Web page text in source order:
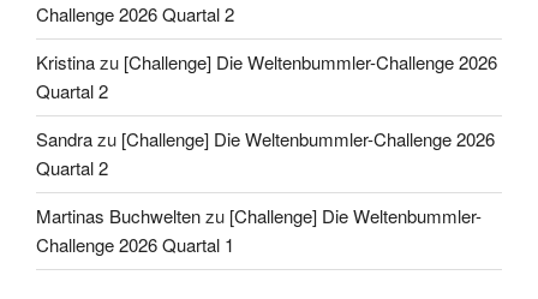
Challenge 2026 Quartal 2
Kristinazu [Challenge] Die Weltenbummler-Challenge 2026
Quartal 2
Sandrazu [Challenge] Die Weltenbummler-Challenge 2026
Quartal 2
Martinas Buchweltenzu [Challenge] Die Weltenbummler-
Challenge 2026 Quartal 1